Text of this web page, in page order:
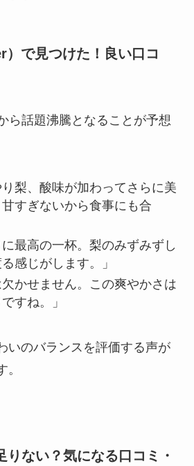
で見つけた！良い口コ
ら話題沸騰となることが予想
り梨、酸味が加わってさらに美
すぎないから食事にも合
に最高の一杯。梨のみずみずし
感じがします。」
欠かせません。この爽やかさは
すね。」
いのバランスを評価する声が
りない？気になる口コミ・